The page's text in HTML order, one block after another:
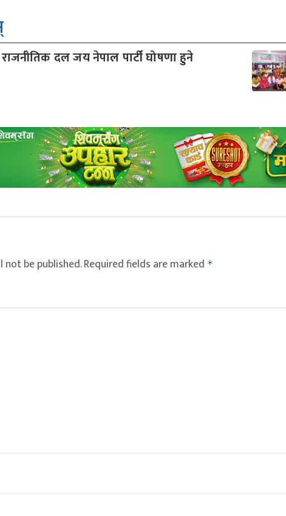
दल जय नेपाल पार्टी घोषणा हुने
not be published.Required fields are marked *